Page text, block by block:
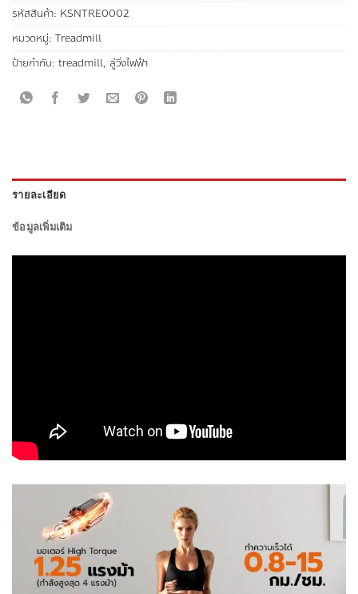
รหัสสินค้า: KSNTRE0002
หมวดหมู่: Treadmill
ป้ายกำกับ: treadmill, ลู่วิ่งไฟฟ้า
รายละเอียด
ข้อมูลเพิ่มเติม